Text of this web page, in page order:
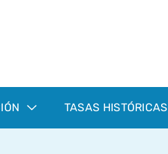
TASAS HISTÓRICAS